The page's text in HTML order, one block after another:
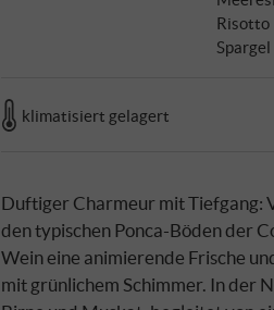
Risotto
Spargel
klimatisiert gelagert
Duftiger Charmeur mit Tiefgang:
den typischen Ponca-Böden der
Wein eine animierende Frische
mit grünlichem Schimmer. In der